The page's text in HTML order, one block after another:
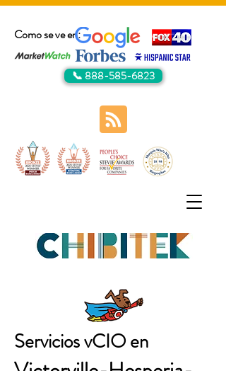
Como se ve en:
📞 888-585-6823
Servicios vCIO en